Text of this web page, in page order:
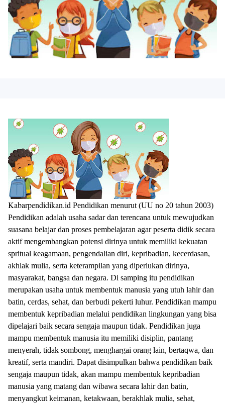
Kabarpendidikan.id Pendidikan menurut (UU no 20 tahun 2003)
Pendidikan adalah usaha sadar dan terencana untuk mewujudkan
suasana belajar dan proses pembelajaran agar peserta didik secara
aktif mengembangkan potensi dirinya untuk memiliki kekuatan
spritual keagamaan, pengendalian diri, kepribadian, kecerdasan,
akhlak mulia, serta keterampilan yang diperlukan dirinya,
masyarakat, bangsa dan negara. Di samping itu pendidikan
merupakan usaha untuk membentuk manusia yang utuh lahir dan
batin, cerdas, sehat, dan berbudi pekerti luhur. Pendidikan mampu
membentuk kepribadian melalui pendidikan lingkungan yang bisa
dipelajari baik secara sengaja maupun tidak. Pendidikan juga
mampu membentuk manusia itu memiliki disiplin, pantang
menyerah, tidak sombong, menghargai orang lain, bertaqwa, dan
kreatif, serta mandiri. Dapat disimpulkan bahwa pendidikan baik
sengaja maupun tidak, akan mampu membentuk kepribadian
manusia yang matang dan wibawa secara lahir dan batin,
menyangkut keimanan, ketakwaan, berakhlak mulia, sehat,